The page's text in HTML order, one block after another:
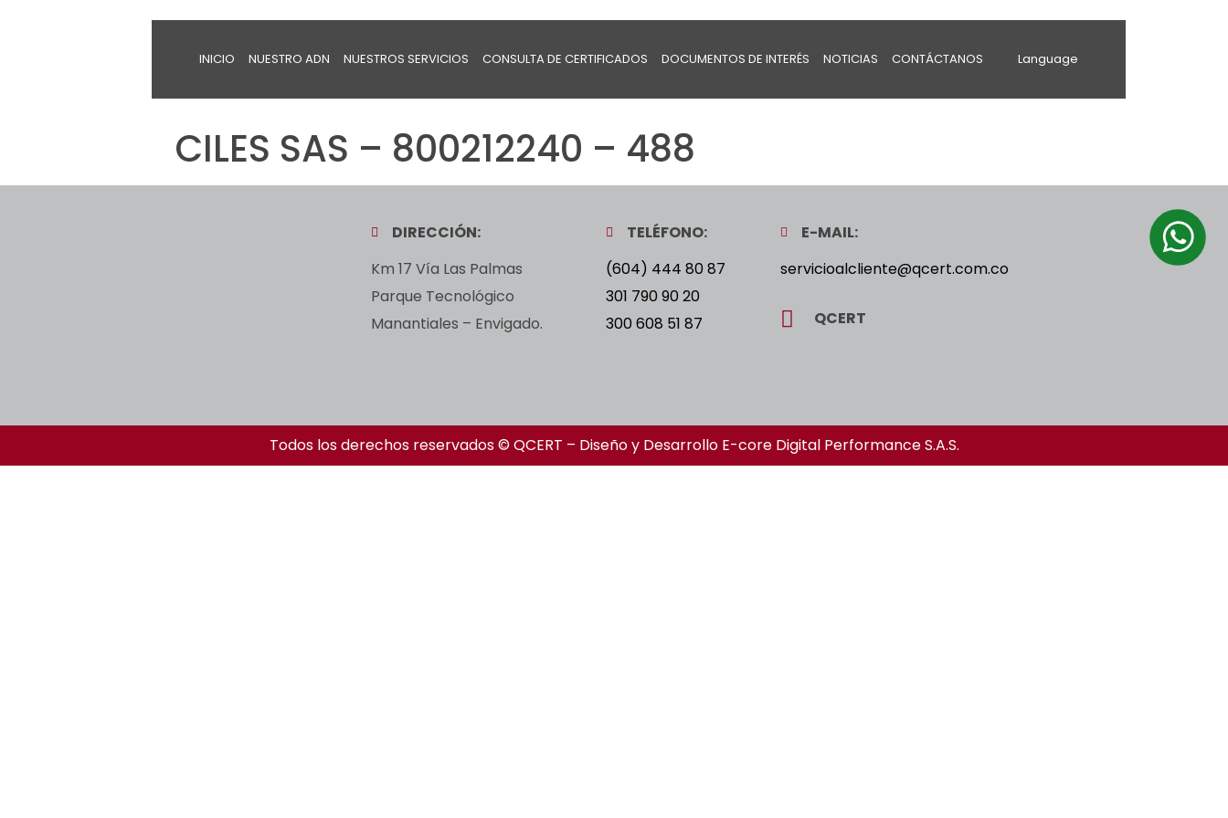
INICIO NUESTRO ADN NUESTROS SERVICIOS CONSULTA DE CERTIFICADOS DOCUMENTOS DE INTERÉS NOTICIAS CONTÁCTANOS Language
CILES SAS – 800212240 – 488
DIRECCIÓN:
Km 17 Vía Las Palmas
Parque Tecnológico
Manantiales – Envigado.
TELÉFONO:
(604) 444 80 87
301 790 90 20
300 608 51 87
E-MAIL:
servicioalcliente@qcert.com.co
QCERT
Todos los derechos reservados © QCERT – Diseño y Desarrollo E-core Digital Performance S.A.S.